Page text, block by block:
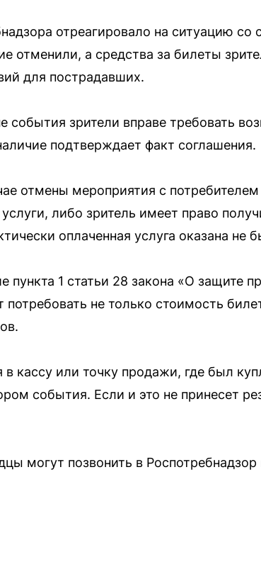
отреагировало на ситуацию со
отменили, а средства за билеты
для пострадавших.
зрители вправе требовать
подтверждает факт соглашения.
отмены мероприятия с
либо зритель имеет право
оплаченная услуга оказана не
1 статьи 28 закона «О защите
не только стоимость
кассу или точку продажи, где был
события. Если и это не принесет
могут позвонить в